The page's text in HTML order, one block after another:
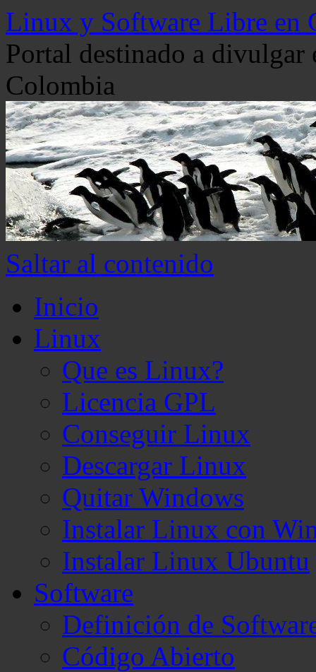
Linux y Software Libre en
Portal destinado a
Colombia
Saltar al contenido
Inicio
Linux
Que es Linux?
Licencia GPL
Conseguir Linux
Descargar Linux
Quitar Windows
Instalar Linux con
Instalar Linux Ubuntu
Software
Definición de
Código Abierto